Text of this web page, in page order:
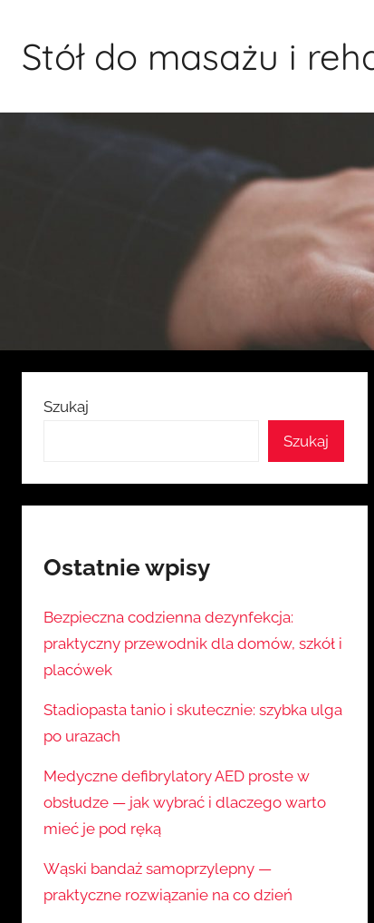
treściStół do masażu i
Szukaj
Szukaj
Ostatnie wpisy
Bezpieczna codzienna dezynfekcja:
praktyczny przewodnik dla domów, szkół i
placówek
Stadiopasta tanio i skutecznie: szybka ulga
po urazach
Medyczne defibrylatory AED proste w
obsłudze — jak wybrać i dlaczego warto
mieć je pod ręką
Wąski bandaż samoprzylepny —
praktyczne rozwiązanie na co dzień